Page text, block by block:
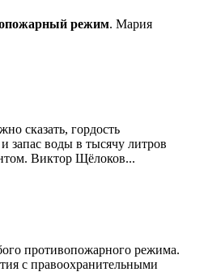
режим. Мария
сказать, гордость
запас воды в тысячу литров
Виктор Щёлоков...
противопожарного режима.
с правоохранительными